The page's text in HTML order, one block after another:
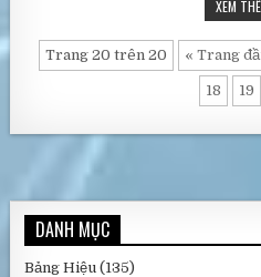
XEM
Trang 20 trên 20 « Trang
18 19
DANH MỤC
Bảng Hiệu (135)